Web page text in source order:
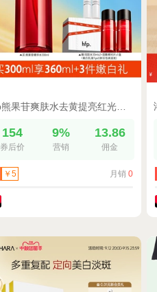
154
券后价
9%
营销
13.86
佣金
￥5 月销 0